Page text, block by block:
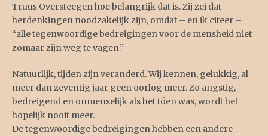
Truus Oversteegen hoe belangrijk dat is. Zij zei dat
herdenkingen noodzakelijk zijn, omdat – en ik citeer –
“alle tegenwoordige bedreigingen voor de mensheid niet
zomaar zijn weg te vagen.”
Natuurlijk, tijden zijn veranderd. Wij kennen, gelukkig, al
meer dan zeventig jaar geen oorlog meer. Zo angstig,
bedreigend en onmenselijk als het tóen was, wordt het
hopelijk nooit meer.
De tegenwoordige bedreigingen hebben een andere